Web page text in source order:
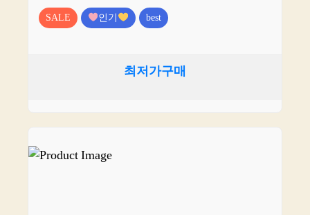
SALE 인기 best
최저가구매